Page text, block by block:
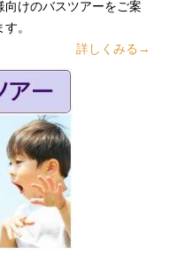
けのバスツアーをご案
。
詳しくみる→